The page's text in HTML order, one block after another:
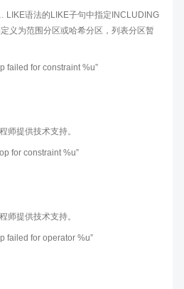
LIKE语法的LIKE子句中指定INCLUDING
义为范围分区或哈希分区，列表分区暂
failed for constraint %u”
师提供技术支持。
for constraint %u”
师提供技术支持。
failed for operator %u”